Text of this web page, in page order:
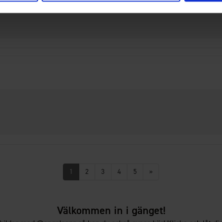
som saknar egna.
1 2 3 4 5 »
Välkommen in i gänget!